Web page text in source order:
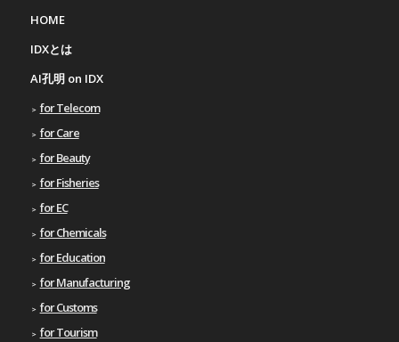
HOME
IDXとは
AI孔明 on IDX
for Telecom
for Care
for Beauty
for Fisheries
for EC
for Chemicals
for Education
for Manufacturing
for Customs
for Tourism